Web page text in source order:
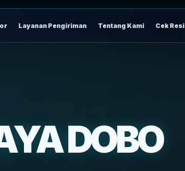
Layanan Pengiriman Tentang Kami Cek Resi
DOBO